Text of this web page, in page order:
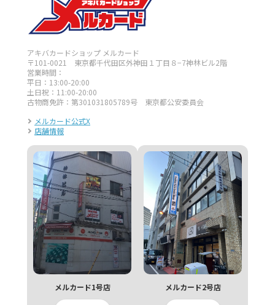
アキバカードショップ メルカード
〒101-0021 東京都千代田区外神田１丁目８−7神林ビル2階
営業時間：
平日：13:00-20:00
土日祝：11:00-20:00
古物商免許：第301031805789号 東京都公安委員会
メルカード公式X
店舗情報
メルカード1号店 メルカード2号店